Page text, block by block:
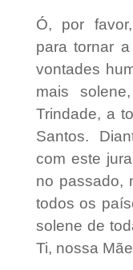
Ó, por
para tornar
vontades
mais
Trindade, a
Santos.
com este
no passado,
todos os
solene de
Ti, nossa